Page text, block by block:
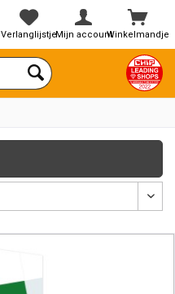
Winkelmandje
VerlanglijstjeMijn account